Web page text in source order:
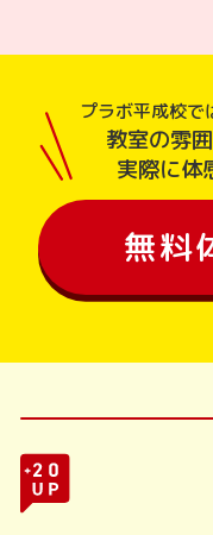
プラボ平成校で
教室の雰
実際に体
無料